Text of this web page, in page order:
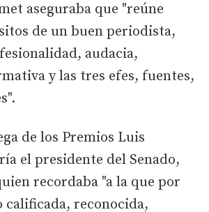
aseguraba que "reúne
de un buen periodista,
audacia,
y las tres efes, fuentes,
de los Premios Luis
el presidente del Senado,
recordaba "a la que por
calificada, reconocida,